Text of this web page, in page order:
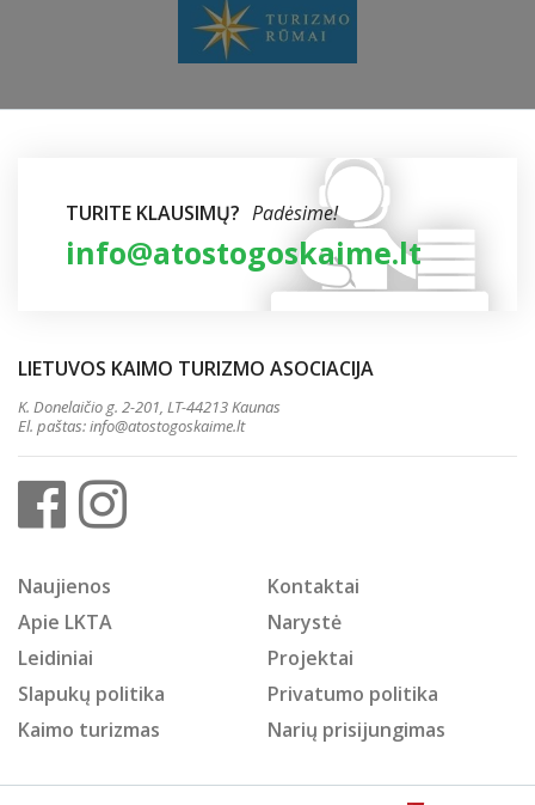
TURITE KLAUSIMŲ? Padėsime!
info@atostogoskaime.lt
LIETUVOS KAIMO TURIZMO ASOCIACIJA
K. Donelaičio g. 2-201, LT-44213 Kaunas
El. paštas:info@atostogoskaime.lt
Naujienos
Kontaktai
Apie LKTA
Narystė
Leidiniai
Projektai
Slapukų politika
Privatumo politika
Kaimo turizmas
Narių prisijungimas